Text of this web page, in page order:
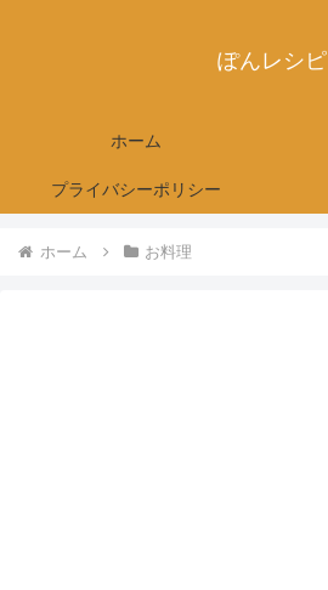
ぽんレシピ
ホーム
プライバシーポリシー
ホーム お料理